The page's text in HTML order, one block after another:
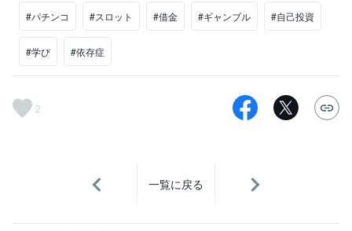
#パチンコ #スロット #借金 #ギャンブル #自己投資
#学び #依存症
2
一覧に戻る